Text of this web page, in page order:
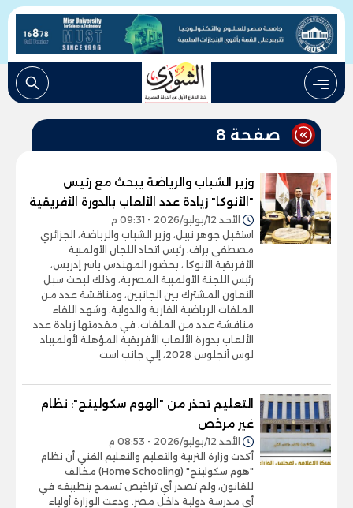
صفحة 8
وزير الشباب والرياضة يبحث مع رئيس
"الأنوكا" زيادة عدد الألعاب بالدورة الأفريقية
الأحد 12/يوليو/2026 - 09:31 م
استقبل جوهر نبيل، وزير الشباب والرياضة، الجزائري
مصطفى براف، رئيس اتحاد اللجان الأولمبية
الأفريقية الأنوكا ، بحضور المهندس ياسر إدريس،
رئيس اللجنة الأولمبية المصرية، وذلك لبحث سبل
التعاون المشترك بين الجانبين، ومناقشة عدد من
الملفات الرياضية القارية والدولية. وشهد اللقاء
مناقشة عدد من الملفات، في مقدمتها زيادة عدد
الألعاب بدورة الألعاب الأفريقية المؤهلة لأولمبياد
لوس أنجلوس 2028، إلي جانب است
التعليم تحذر من "الهوم سكولينج": نظام
غير مرخص
الأحد 12/يوليو/2026 - 08:53 م
أكدت وزارة التربية والتعليم والتعليم الفني أن نظام
"هوم سكولينج" (Home Schooling) مخالف
للقانون، ولم تصدر أي تراخيص تسمح بتطبيقه في
أي مدرسة دولية داخل مصر. ودعت الوزارة أولياء